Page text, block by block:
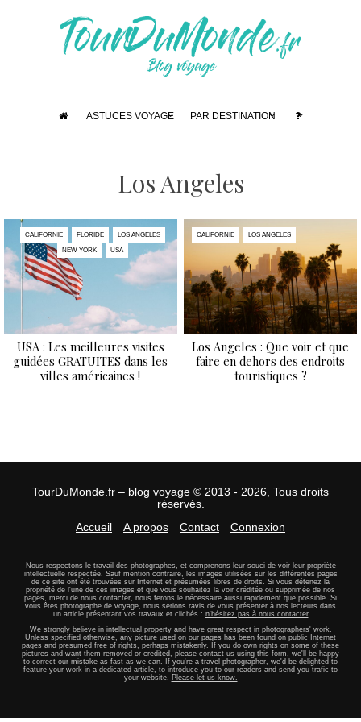
ASTUCES VOYAGE PAR DESTINATION
Los Angeles
CALIFORNIE FLORIDE LOS ANGELES
NEW YORK USA
USA : Les meilleures visites
guidées GRATUITES dans les
villes américaines !
CALIFORNIE LOS ANGELES
Los Angeles : Que voir et que
faire en dehors des endroits
touristiques ?
TourDuMonde.fr – blog voyage © 2013 - 2026, Tous droits
réservés.
Accueil
A propos Contact Connexion
Nous respectons le travail des photographes, et comprenons leur souci de voir leur propriété
intellectuelle respectée. Sauf mention contraire, les images utilisées sur les différentes pages
de ce site ont été trouvées sur Internet et présumées libres de droits. Si vous détenez la
propriété de l'une de ces images et que vous souhaitez la voir créditée ou supprimée de nos
pages, merci de nous contacter, nous ferons le nécessaire aussi rapidement que possible. Si
vous êtes photographe de voyage, nous serions ravis de vous présenter à nos lecteurs dans
un article présentant vos travaux et clichés : n'hésitez pas à nous contacter
We strongly believe in intellectual property and have great respect in photographers' work.
Unless specified otherwise, any picture used on our pages has been found on public Internet
pages and presumed free of rights, perhaps mistakenly. If you do own rights on some of these
pictures and want them removed or credited, please contact us using this form, we'll be happy
to correct our mistake as fast as we can. If you're a travel photographer, we'd be delighted to
feature your work in a dedicated article, to introduce you to our readers and send you trafic to
your website. Please let us know.